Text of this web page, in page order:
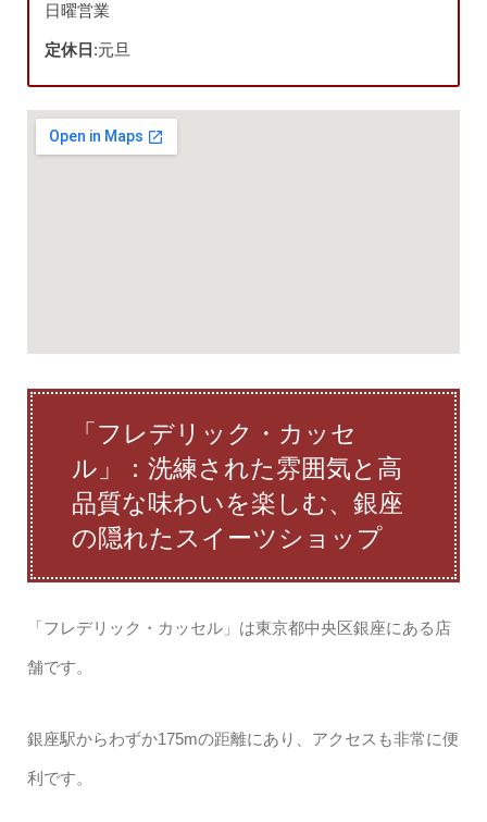
日曜営業
定休日 :元旦
「フレデリック・カッセ
ル」：洗練された雰囲気と高
品質な味わいを楽しむ、銀座
の隠れたスイーツショップ
「フレデリック・カッセル」は東京都中央区銀座にある店
舗です。
銀座駅からわずか175mの距離にあり、アクセスも非常に便
利です。